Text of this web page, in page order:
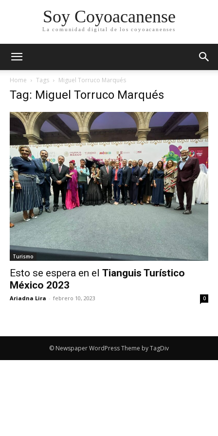
Soy Coyoacanense
La comunidad digital de los coyoacanenses
Home Tags Miguel Torruco Marqués
Tag: Miguel Torruco Marqués
Turismo
Esto se espera en el Tianguis Turístico
México 2023
Ariadna Lira - febrero 10, 2023 0
© Newspaper WordPress Theme by TagDiv